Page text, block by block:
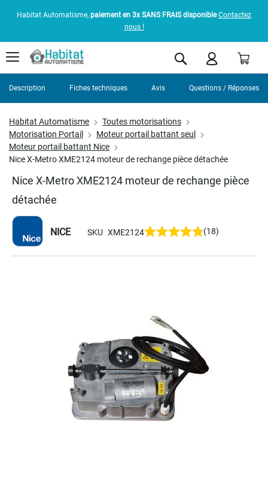
Habitat Automatisme, paiement en 3x SANS FRAIS disponible Contactez
nous !
Rechercher
Habitat Automatisme
Toutes motorisations
Motorisation Portail
Moteur portail battant seul
Moteur portail battant Nice
Nice X-Metro XME2124 moteur de rechange pièce détachée
Nice X-Metro XME2124 moteur de rechange pièce
détachée
NICE SKU XME2124 (18)
Description Fiches techniques Avis Questions / Réponses